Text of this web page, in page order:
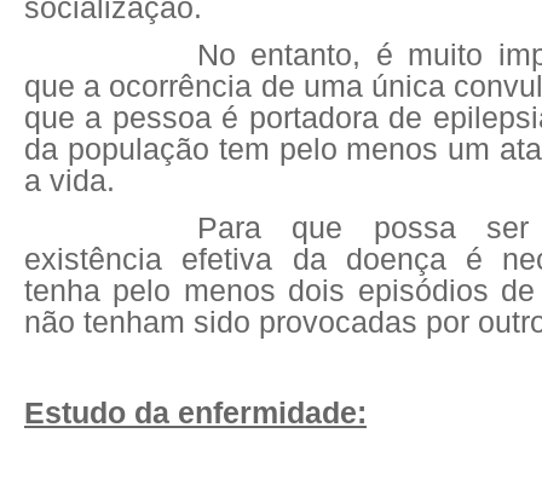
socialização.
No entanto, é muito
que a ocorrência de uma única
que a pessoa é portadora de
da população tem pelo menos um
a vida.
Para que possa ser
existência efetiva da doença é
tenha pelo menos dois episódios
não tenham sido provocadas por
Estudo da enfermidade: